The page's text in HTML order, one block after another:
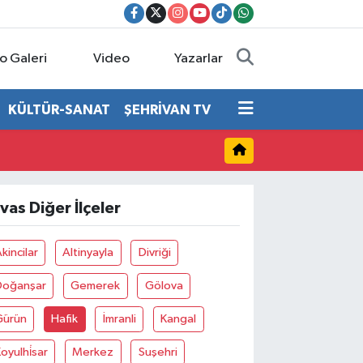
Galeri Video Yazarlar
KÜLTÜR-SANAT ŞEHRİVAN TV
Diğer İlçeler
Altinyayla Divriği
Gemerek Gölova
Hafik İmranli Kangal
Merkez Suşehri